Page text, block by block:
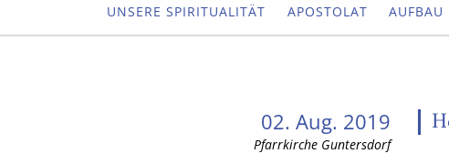
UNSERE SPIRITUALITÄT APOSTOLAT AUFBAU
02. Aug. 2019
Pfarrkirche Guntersdorf